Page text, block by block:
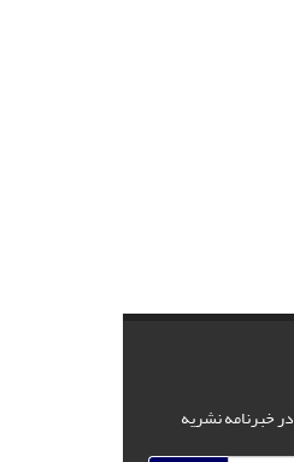
خبرنامه نشریه